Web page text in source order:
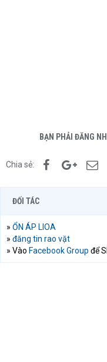
BẠN PHẢI ĐĂNG
Chia sẻ: FacebookGoogle+
ĐỐI TÁC
» ỔN ÁP LIOA
» đăng tin rao vặt
» Vào Facebook Group để